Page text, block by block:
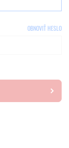
OBNOVIŤ HESLO